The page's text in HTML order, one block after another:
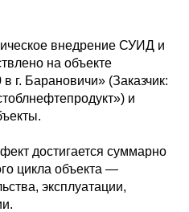
внедрение СУИД и
на объекте
г. Барановичи» (Заказчик:
и
достигается суммарно
цикла объекта —
эксплуатации,